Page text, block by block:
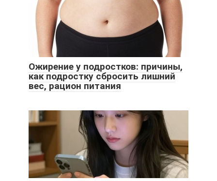
Ожирение у подростков: причины,
как подростку сбросить лишний
вес, рацион питания